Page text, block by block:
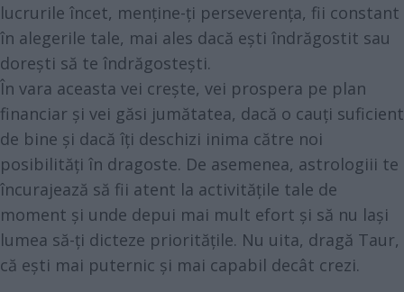
lucrurile încet, menține-ți perseverența, fii constant
în alegerile tale, mai ales dacă ești îndrăgostit sau
dorești să te îndrăgostești.
În vara aceasta vei crește, vei prospera pe plan
financiar și vei găsi jumătatea, dacă o cauți suficient
de bine și dacă îți deschizi inima către noi
posibilități în dragoste. De asemenea, astrologiii te
încurajează să fii atent la activitățile tale de
moment și unde depui mai mult efort și să nu lași
lumea să-ți dicteze prioritățile. Nu uita, dragă Taur,
că ești mai puternic și mai capabil decât crezi.